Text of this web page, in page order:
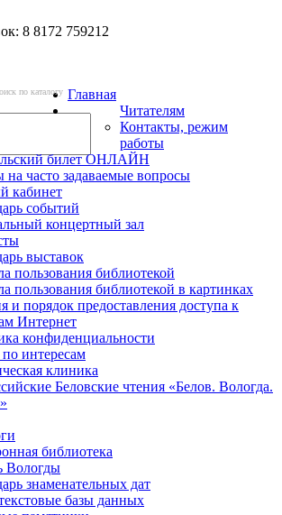
8 8172 759212
по каталогу Главная
Читателям
Контакты, режим
работы
билет ОНЛАЙН
на часто задаваемые вопросы
кабинет
событий
концертный зал
выставок
пользования библиотекой
пользования библиотекой в картинках
и порядок предоставления доступа к
Интернет
конфиденциальности
интересам
клиника
Беловские чтения «Белов. Вологда.
библиотека
Вологды
знаменательных дат
базы данных